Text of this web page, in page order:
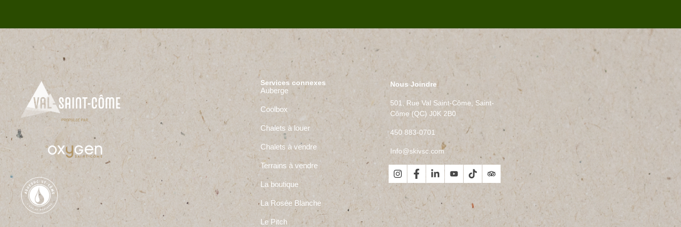
Services connexes
Auberge
Coolbox
Chalets à louer
Chalets à vendre
Terrains à vendre
La boutique
La Rosée Blanche
Le Pitch
Nous Joindre
501, Rue Val Saint-Côme, Saint-
Côme (QC) J0K 2B0
450 883-0701
Info@skivsc.com